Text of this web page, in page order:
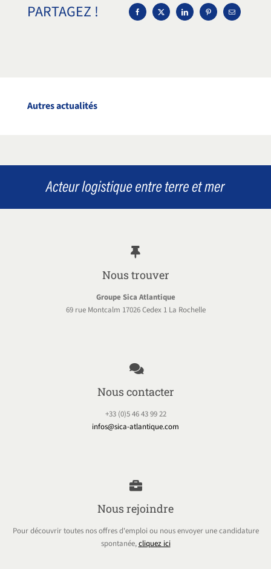
PARTAGEZ !
Autres actualités
Nous trouver
Groupe Sica Atlantique
69 rue Montcalm 17026 Cedex 1 La Rochelle
Nous contacter
+33 (0)5 46 43 99 22
infos@sica-atlantique.com
Nous rejoindre
Pour découvrir toutes nos offres d'emploi ou nous envoyer une candidature
spontanée,cliquez ici